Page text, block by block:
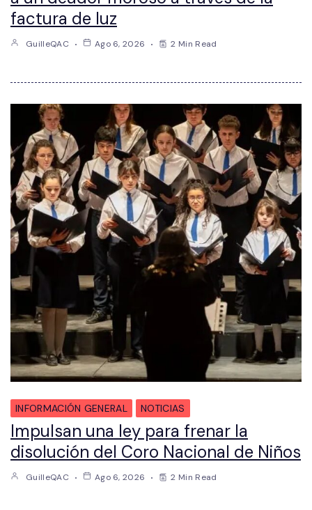
factura de luz
GuilleQAC Ago 6, 2026 2 Min Read
INFORMACIÓN GENERAL NOTICIAS
Impulsan una ley para frenar la
disolución del Coro Nacional de Niños
GuilleQAC Ago 6, 2026 2 Min Read